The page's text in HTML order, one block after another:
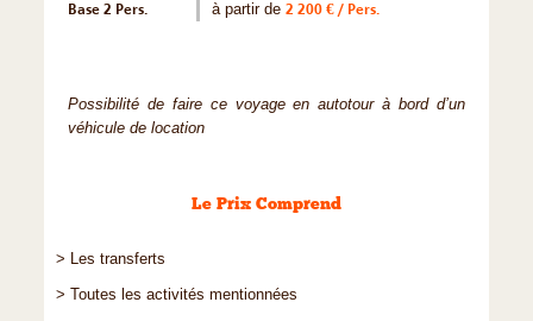
Base 2 Pers.
à partir de 2 200 € / Pers.
Possibilité de faire ce voyage en autotour à bord d’un
véhicule de location
Le Prix Comprend
> Les transferts
> Toutes les activités mentionnées